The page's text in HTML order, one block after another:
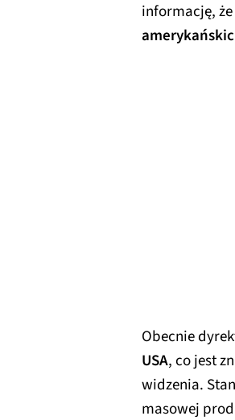
informację,
Obecnie
USA, co jest
widzenia.
masowej